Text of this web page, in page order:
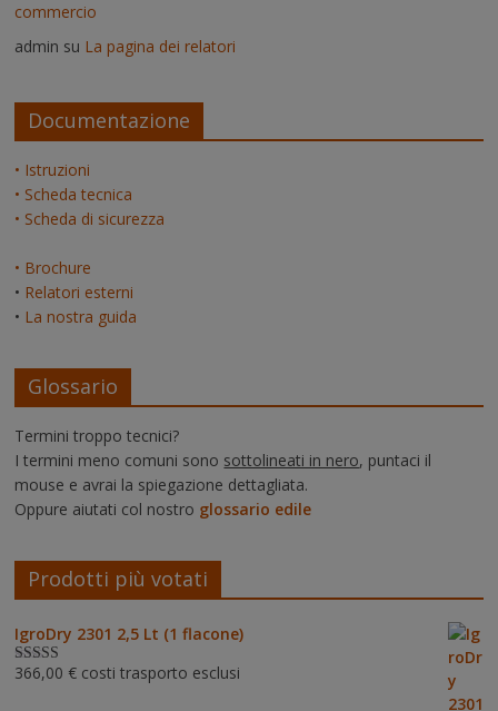
commercio
admin su La pagina dei relatori
Documentazione
• Istruzioni
• Scheda tecnica
• Scheda di sicurezza
• Brochure
• Relatori esterni
• La nostra guida
Glossario
Termini troppo tecnici?
I termini meno comuni sono sottolineati in nero, puntaci il
mouse e avrai la spiegazione dettagliata.
Oppure aiutati col nostro glossario edile
Prodotti più votati
IgroDry 2301 2,5 Lt (1 flacone)
Valutato5.00
366,00 € costi trasporto esclusi